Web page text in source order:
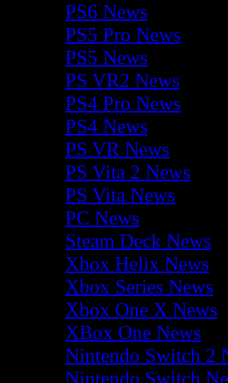
PS6 News
PS5 Pro News
PS5 News
PS VR2 News
PS4 Pro News
PS4 News
PS VR News
PS Vita 2 News
PS Vita News
PC News
Steam Deck News
Xbox Helix News
Xbox Series News
Xbox One X News
XBox One News
Nintendo Switch 2
Nintendo Switch